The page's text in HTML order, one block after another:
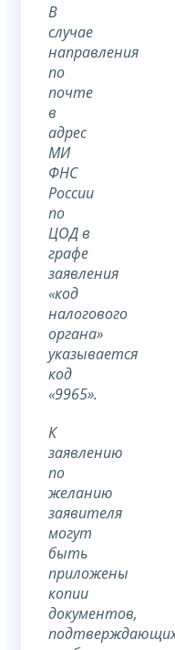
В
случае
направления
по
почте
в
адрес
МИ
ФНС
России
по
ЦОД в
графе
заявления
«код
налогового
органа»
указывается
код
«9965».
К
заявлению
по
желанию
заявителя
могут
быть
приложены
копии
документов,